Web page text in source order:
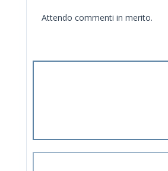
Attendo commenti in merito.